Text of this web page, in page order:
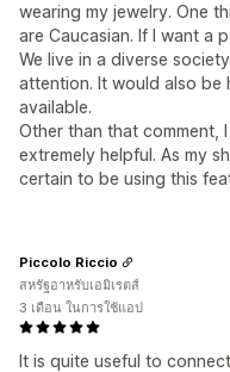
wearing my jewelry. One
are Caucasian. If I want a
We live in a diverse
attention. It would also be
available.
Other than that comment,
extremely helpful. As my
certain to be using this
It is quite useful to
Piccolo Riccio
สหรัฐอาหรับเอมิเรตส์
3 เดือน ในการใช้แอป